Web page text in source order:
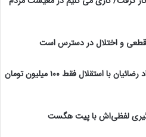
قطعی و اختلال در دسترس است
عجیب اما واقعی: رقم فسخ قرارداد رضائیان با استقلال فقط ۱۰۰ میلیون تومان
لفظی‌اش با پیت هگست